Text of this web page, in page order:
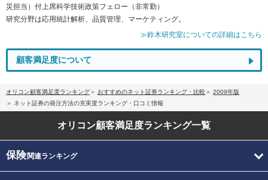
災担当）付上席科学技術政策フェロー（非常勤）
研究分野は応用統計解析、品質管理、マーケティング。
≫鈴木研究室についての詳細はこちら
顧客満足度について
オリコン顧客満足度ランキング おすすめのネット証券ランキング・比較
2009年版
ネット証券の発注方法の充実度ランキング・口コミ情報
オリコン顧客満足度ランキング一覧
保険関連ランキング